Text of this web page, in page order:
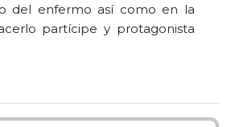
del enfermo así como en la
partícipe y protagonista
con una impronta